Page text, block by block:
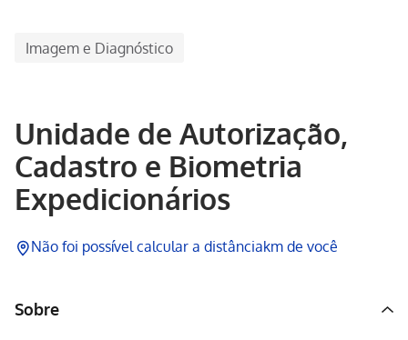
Imagem e Diagnóstico
Unidade de Autorização,
Cadastro e Biometria
Expedicionários
Não foi possível calcular a distânciakm de você
Sobre